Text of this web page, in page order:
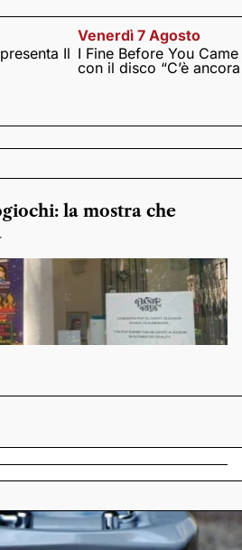
Il
Venerdì 7 Agosto
I Fine Before You
con il disco “C’è
la mostra che